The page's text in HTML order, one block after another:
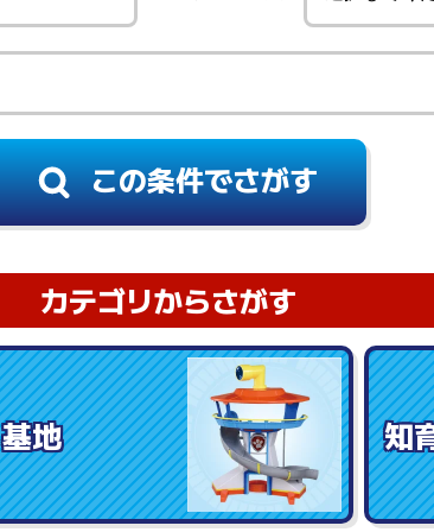
カテゴリからさがす
基地 知